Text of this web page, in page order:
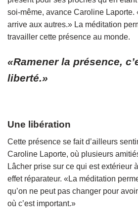
soi-même, avance Caroline
arrive aux autres.» La méditation
travailler cette présence au monde.
«Ramener la présence,
liberté.»
Une libération
Cette présence se fait d’ailleurs
Caroline Laporte, où plusieurs
Lâcher prise sur ce qui est extérieur
effet réparateur. «La méditation
qu’on ne peut pas changer pour
où c’est important.»